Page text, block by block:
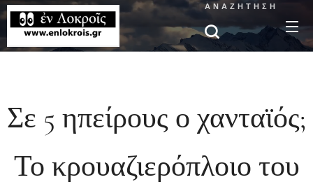
ΑΝΑΖΉΤΗΣΗ
Σε 5 ηπείρους ο χανταϊός;
Το κρουαζιερόπλοιο του